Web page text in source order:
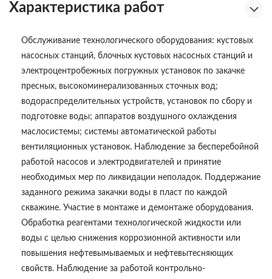
Характеристика работ
Обслуживание технологического оборудования: кустовых
насосных станций, блочных кустовых насосных станций и
электроцентробежных погружных установок по закачке
пресных, высокоминерализованных сточных вод;
водораспределительных устройств, установок по сбору и
подготовке воды; аппаратов воздушного охлаждения
маслосистемы; системы автоматической работы
вентиляционных установок. Наблюдение за бесперебойной
работой насосов и электродвигателей и принятие
необходимых мер по ликвидации неполадок. Поддержание
заданного режима закачки воды в пласт по каждой
скважине. Участие в монтаже и демонтаже оборудования.
Обработка реагентами технологической жидкости или
воды с целью снижения коррозионной активности или
повышения нефтевымываемых и нефтевытесняющих
свойств. Наблюдение за работой контрольно-